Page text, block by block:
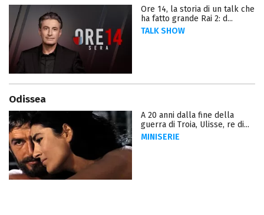
Ore 14, la storia di un talk che
ha fatto grande Rai 2: d...
TALK SHOW
Odissea
A 20 anni dalla fine della
guerra di Troia, Ulisse, re di...
MINISERIE